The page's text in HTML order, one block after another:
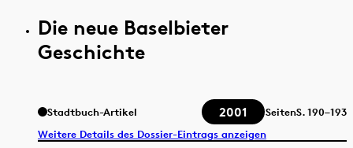
Die neue Baselbieter
Geschichte
Stadtbuch-Artikel 2001 SeitenS.190–193
Weitere Details des Dossier-Eintrags anzeigen